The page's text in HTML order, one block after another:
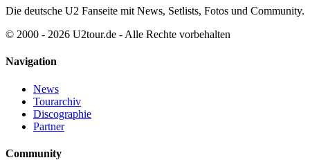
Die deutsche U2 Fanseite mit News, Setlists, Fotos und Community.
© 2000 - 2026 U2tour.de - Alle Rechte vorbehalten
Navigation
News
Tourarchiv
Discographie
Partner
Community